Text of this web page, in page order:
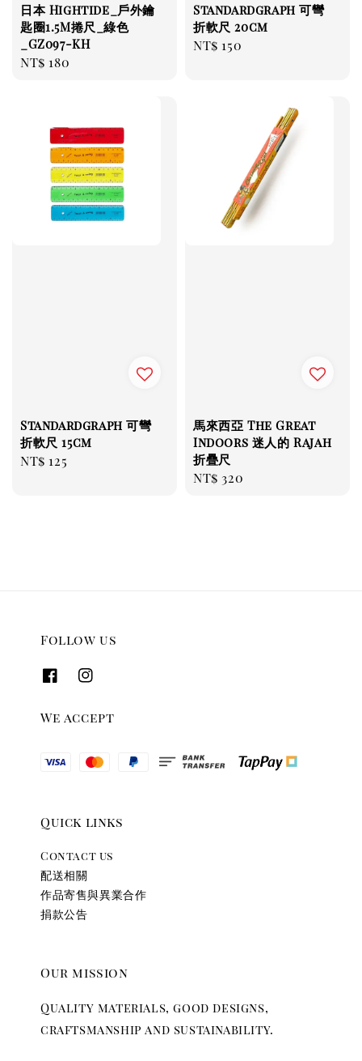
日本 Hightide_戶外鑰
匙圈1.5M捲尺_綠色
_GZ097-KH
Regular
NT$ 180
Standardgraph 可彎
折軟尺 20cm
Regular
NT$ 150
Standardgraph 可彎
折軟尺 15cm
Regular
NT$ 125
馬來西亞 The Great
Indoors 迷人的 Rajah
折疊尺
Regular
NT$ 320
Follow us
We accept
Quick links
Contact us
配送相關
作品寄售與異業合作
捐款公告
Our mission
Quality materials, good designs,
craftsmanship and sustainability.